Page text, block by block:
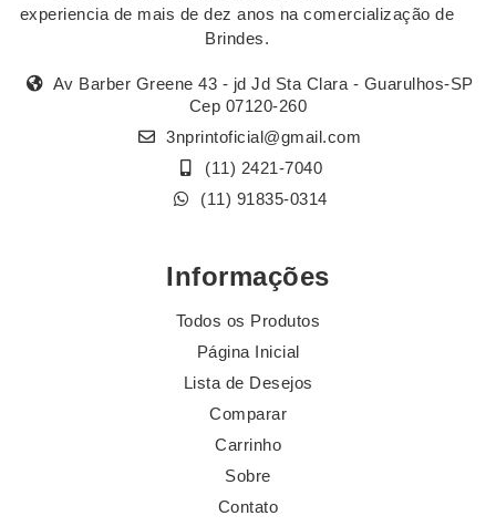
experiencia de mais de dez anos na comercialização de
Brindes.
Av Barber Greene 43 - jd Jd Sta Clara - Guarulhos-SP
Cep 07120-260
3nprintoficial@gmail.com
(11) 2421-7040
(11) 91835-0314
Informações
Todos os Produtos
Página Inicial
Lista de Desejos
Comparar
Carrinho
Sobre
Contato